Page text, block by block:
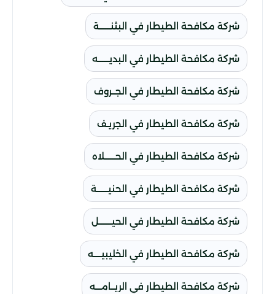
شركة مكافحة الطيطار في البثنــــــة
شركة مكافحة الطيطار في البديــــــه
شركة مكافحة الطيطار في الجــروف
شركة مكافحة الطيطار في الجريـف
شركة مكافحة الطيطار في الحــــــلاه
شركة مكافحة الطيطار في الحنيــــــة
شركة مكافحة الطيطار في الحيـــــــل
شركة مكافحة الطيطار في الخليبيــــه
شركة مكافحة الطيطار في الريــامـــه